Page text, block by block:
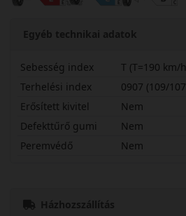
Egyéb technikai adatok
Sebesség index
T (T=190 km/
Terhelési index
0907 (109/
Erősített kivitel
Nem
Defekttűrő gumi
Nem
Peremvédő
Nem
Házhozszállítás